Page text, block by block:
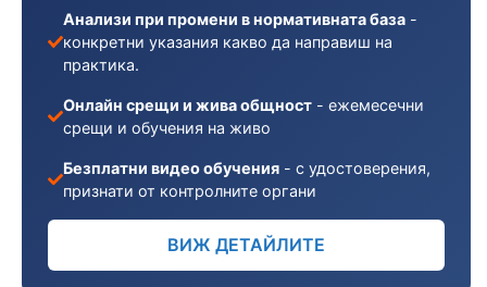
Анализи при промени в нормативната база -
конкретни указания какво да направиш на
практика.
Онлайн срещи и жива общност - ежемесечни
срещи и обучения на живо
Безплатни видео обучения - с удостоверения,
признати от контролните органи
ВИЖ ДЕТАЙЛИТЕ